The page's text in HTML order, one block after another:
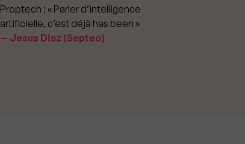
Proptech : « Parler d’intelligence
artificielle, c’est déjà has been »
Jesus Diaz (Septeo)